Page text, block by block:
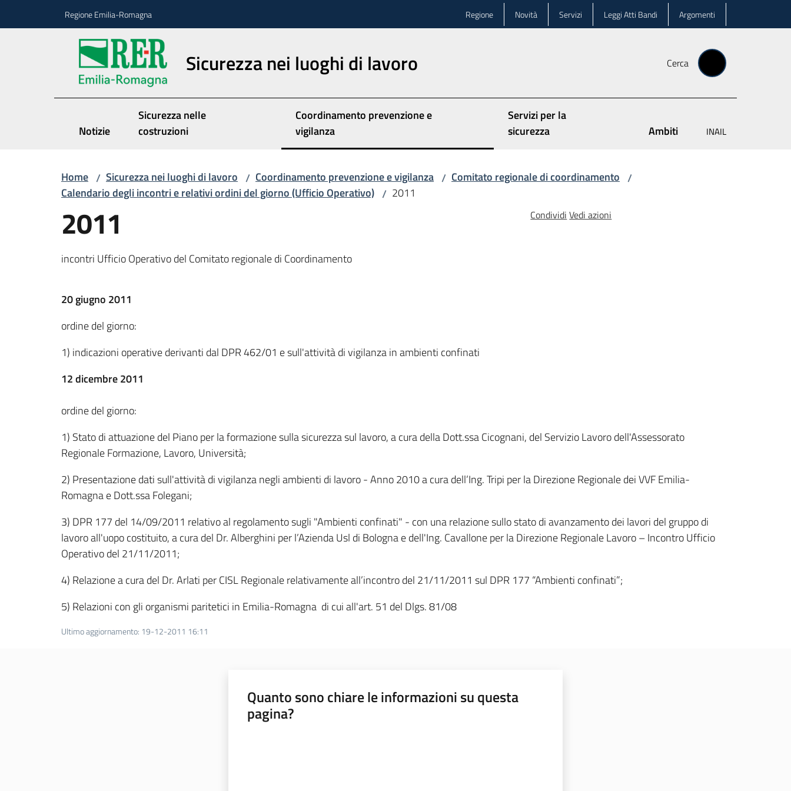
Regione Emilia-Romagna Regione Novità Servizi Leggi Atti Bandi Argomenti
Sicurezza nei luoghi di lavoro Cerca
Notizie
Sicurezza nelle
costruzioni
Coordinamento prevenzione e
vigilanza
Servizi per la
sicurezza
Ambiti INAIL
Home / Sicurezza nei luoghi di lavoro / Coordinamento prevenzione e vigilanza / Comitato regionale di coordinamento /
Calendario degli incontri e relativi ordini del giorno (Ufficio Operativo) / 2011
2011
incontri Ufficio Operativo del Comitato regionale di Coordinamento
Condividi Vedi azioni
20 giugno 2011
ordine del giorno:
1) indicazioni operative derivanti dal DPR 462/01 e sull'attività di vigilanza in ambienti confinati
12 dicembre 2011
ordine del giorno:
1) Stato di attuazione del Piano per la formazione sulla sicurezza sul lavoro, a cura della Dott.ssa Cicognani, del Servizio Lavoro dell'Assessorato
Regionale Formazione, Lavoro, Università;
2) Presentazione dati sull'attività di vigilanza negli ambienti di lavoro - Anno 2010 a cura dell’Ing. Tripi per la Direzione Regionale dei VVF Emilia-
Romagna e Dott.ssa Folegani;
3) DPR 177 del 14/09/2011 relativo al regolamento sugli "Ambienti confinati" - con una relazione sullo stato di avanzamento dei lavori del gruppo di
lavoro all'uopo costituito, a cura del Dr. Alberghini per l’Azienda Usl di Bologna e dell'Ing. Cavallone per la Direzione Regionale Lavoro – Incontro Ufficio
Operativo del 21/11/2011;
4) Relazione a cura del Dr. Arlati per CISL Regionale relativamente all’incontro del 21/11/2011 sul DPR 177 “Ambienti confinati”;
5) Relazioni con gli organismi paritetici in Emilia-Romagna di cui all'art. 51 del Dlgs. 81/08
Ultimo aggiornamento: 19-12-2011 16:11
Quanto sono chiare le informazioni su questa
pagina?